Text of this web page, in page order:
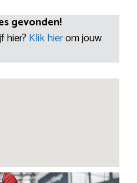
gevonden!
hier? Klik hierom jouw